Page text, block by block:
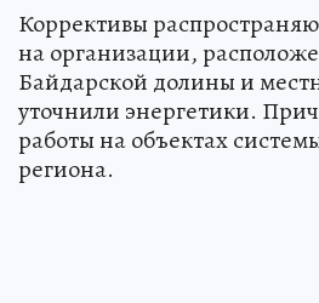
Коррективы
на организации,
Байдарской долины и
уточнили энергетики.
работы на объектах
региона.